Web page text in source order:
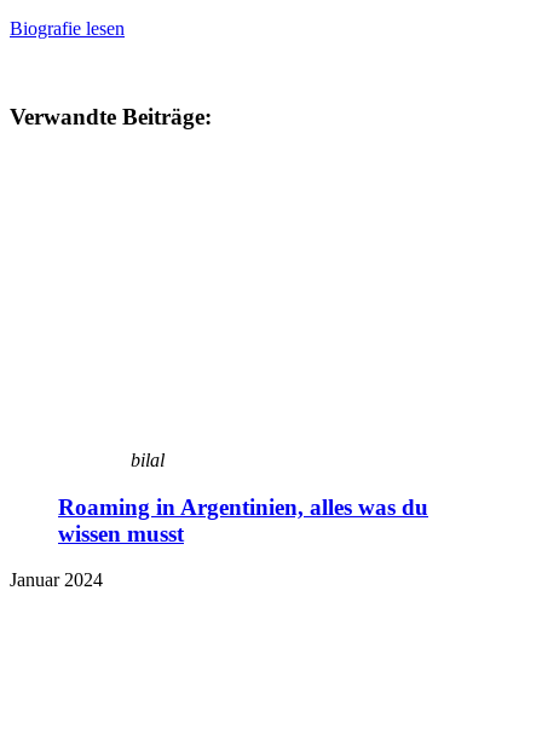
Biografie lesen
Verwandte Beiträge:
bilal
Roaming in Argentinien, alles was du
wissen musst
Januar 2024